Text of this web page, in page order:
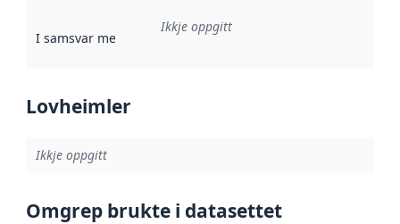
I samsvar med Referanse til ei implementeringsregel eller
Ikkje oppgitt
Lovheimler
Ikkje oppgitt
Omgrep brukte i datasettet